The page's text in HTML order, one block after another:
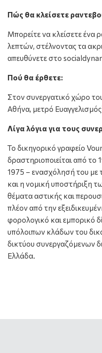
Πώς θα κλείσετε
Μπορείτε να κλείσετε ένα
λεπτών, στέλνοντας τα
απευθύνετε στο
Πού θα έρθετε:
Στον συνεργατικό χώρο
Αθήνα, μετρό
Λίγα λόγια για τους
Το δικηγορικό γραφείο
δραστηριοποιείται από
1975 – ενασχόλησή του με
και η νομική υποστήριξη
θέματα αστικής και
πλέον από την
φορολογικό και εμπορικό
υπόλοιπων κλάδων του
δικτύου συνεργαζόμενων
Ελλάδα.